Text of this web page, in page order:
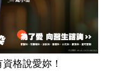
格說愛妳！